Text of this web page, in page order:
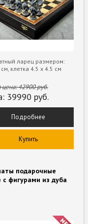
ларец размером:
клетка 4.5 х 4.5 см
цена:42900руб.
39990 руб.
Подробнее
Купить
подарочные
с фигурами из дуба